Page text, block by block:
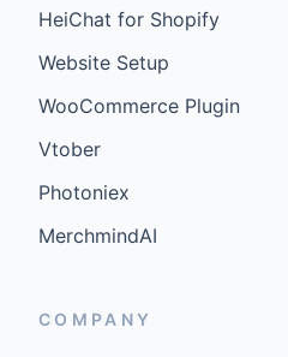
HeiChat for Shopify
Website Setup
WooCommerce Plugin
Vtober
Photoniex
MerchmindAI
COMPANY